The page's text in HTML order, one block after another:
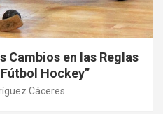
Cambios en las Reglas
Hockey”
Cáceres